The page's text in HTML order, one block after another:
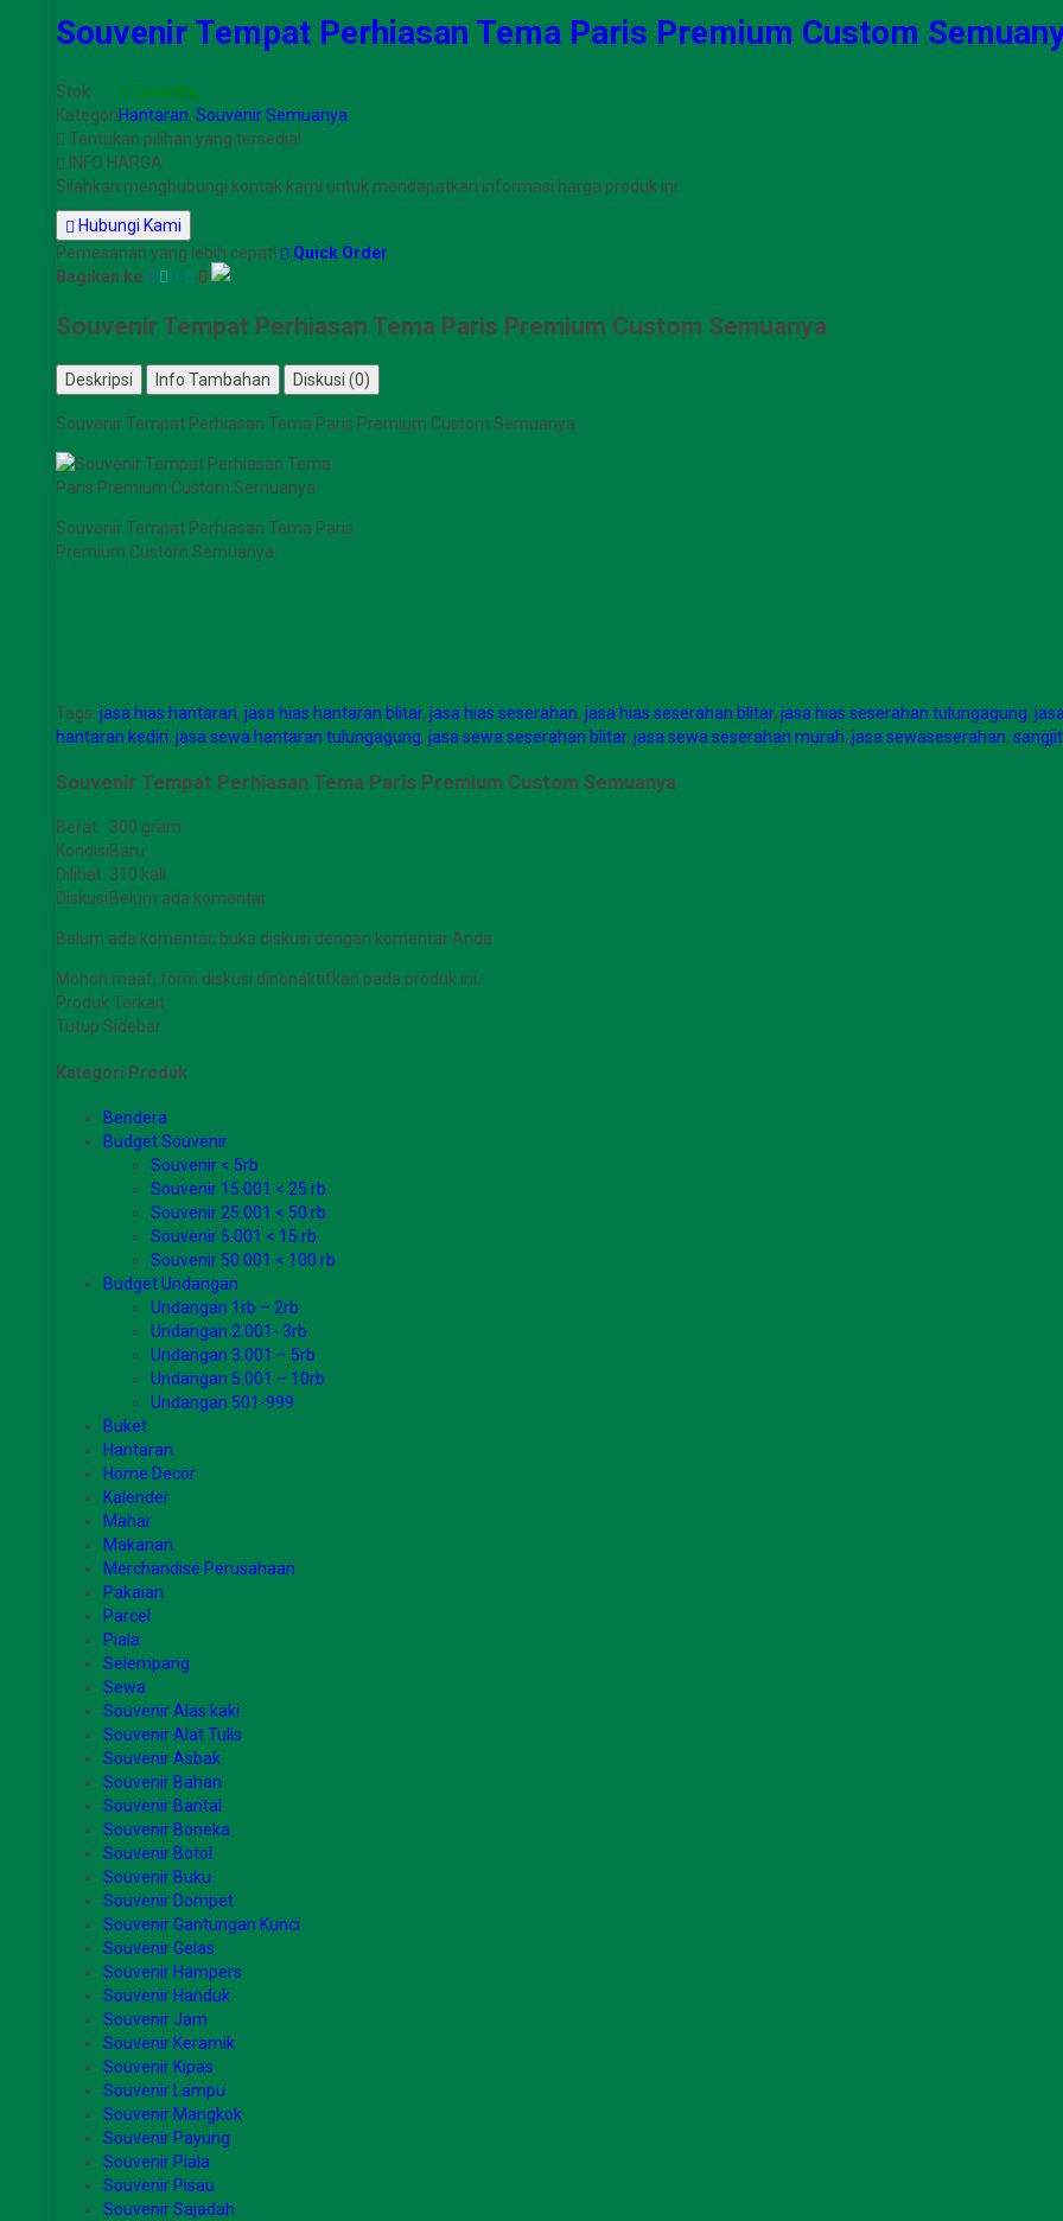
Souvenir Tempat Perhiasan Tema Paris Premium Custom
Stok
Tersedia
KategoriHantaran, Souvenir Semuanya
Tentukan pilihan yang tersedia!
INFO HARGA
Silahkan menghubungi kontak kami untuk mendapatkan informasi harga produk ini.
Hubungi Kami
Pemesanan yang lebih cepat!
Quick Order
Bagikan ke
Souvenir Tempat Perhiasan Tema Paris Premium Custom Semuanya
Deskripsi Info Tambahan Diskusi (0)
Souvenir Tempat Perhiasan Tema Paris Premium Custom Semuanya
Souvenir Tempat Perhiasan Tema Paris
Premium Custom Semuanya
Tags: jasa hias hantaran, jasa hias hantaran blitar, jasa hias seserahan, jasa hias seserahan blitar, jasa hias seserahan tulungagung,
hantaran kediri, jasa sewa hantaran tulungagung, jasa sewa seserahan blitar, jasa sewa seserahan murah, jasa sewaseserahan, sangjit
Souvenir Tempat Perhiasan Tema Paris Premium Custom Semuanya
Berat
300 gram
KondisiBaru
Dilihat 310 kali
Diskusi Belum ada komentar
Belum ada komentar, buka diskusi dengan komentar Anda.
Mohon maaf, form diskusi dinonaktifkan pada produk ini.
Produk Terkait
Tutup Sidebar
Kategori Produk
Bendera
Budget Souvenir
Souvenir < 5rb
Souvenir 15.001 < 25 rb
Souvenir 25.001 < 50 rb
Souvenir 5.001 < 15 rb
Souvenir 50.001 < 100 rb
Budget Undangan
Undangan 1rb – 2rb
Undangan 2.001- 3rb
Undangan 3.001 – 5rb
Undangan 5.001 – 10rb
Undangan 501-999
Buket
Hantaran
Home Decor
Kalender
Mahar
Makanan
Merchandise Perusahaan
Pakaian
Parcel
Piala
Selempang
Sewa
Souvenir Alas kaki
Souvenir Alat Tulis
Souvenir Asbak
Souvenir Bahan
Souvenir Bantal
Souvenir Boneka
Souvenir Botol
Souvenir Buku
Souvenir Dompet
Souvenir Gantungan Kunci
Souvenir Gelas
Souvenir Hampers
Souvenir Handuk
Souvenir Jam
Souvenir Keramik
Souvenir Kipas
Souvenir Lampu
Souvenir Mangkok
Souvenir Payung
Souvenir Piala
Souvenir Pisau
Souvenir Sajadah